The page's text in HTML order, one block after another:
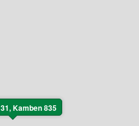
Kamben 835